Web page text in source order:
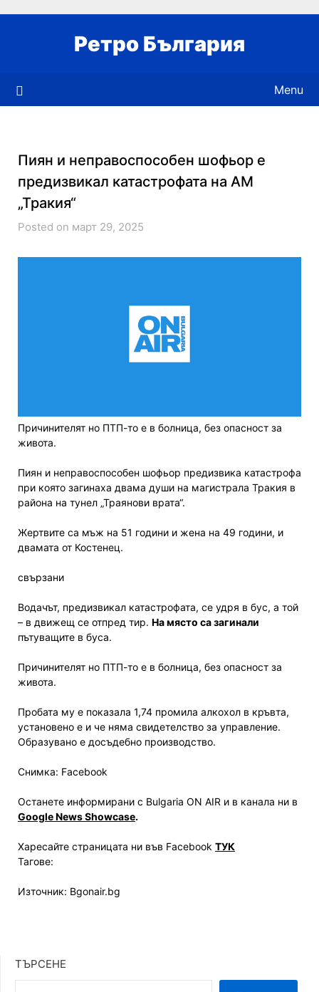
Ретро България
Menu
Пиян и неправоспособен шофьор е
предизвикал катастрофата на АМ
„Тракия“
Posted on март 29, 2025
Причинителят но ПТП-то е в болница, без опасност за
живота.
Пиян и неправоспособен шофьор предизвика катастрофа
при която загинаха двама души на магистрала Тракия в
района на тунел „Траянови врата“.
Жертвите са мъж на 51 години и жена на 49 години, и
двамата от Костенец.
свързани
Водачът, предизвикал катастрофата, се удря в бус, а той
– в движещ се отпред тир. На място са загинали
пътуващите в буса.
Причинителят но ПТП-то е в болница, без опасност за
живота.
Пробата му е показала 1,74 промила алкохол в кръвта,
установено е и че няма свидетелство за управление.
Образувано е досъдебно производство.
Снимка: Facebook
Останете информирани с Bulgaria ON AIR и в канала ни в
Google News Showcase.
Харесайте страницата ни във Facebook ТУК
Тагове:
Източник: Bgonair.bg
ТЪРСЕНЕ